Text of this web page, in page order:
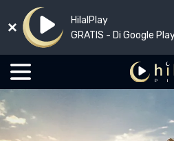
HilalPlay
GRATIS - Di Google